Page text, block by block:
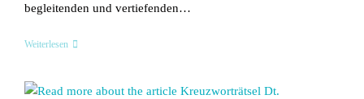
begleitenden und vertiefenden…
WeiterlesenHALT
2023